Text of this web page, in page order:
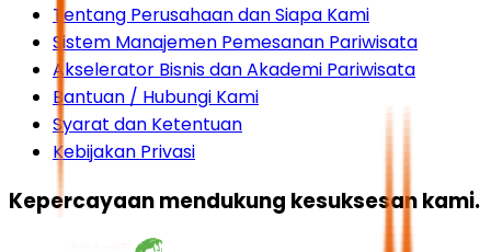
Tentang Perusahaan dan Siapa Kami
Sistem Manajemen Pemesanan Pariwisata
Akselerator Bisnis dan Akademi Pariwisata
Bantuan / Hubungi Kami
Syarat dan Ketentuan
Kebijakan Privasi
Kepercayaan mendukung kesuksesan kami.